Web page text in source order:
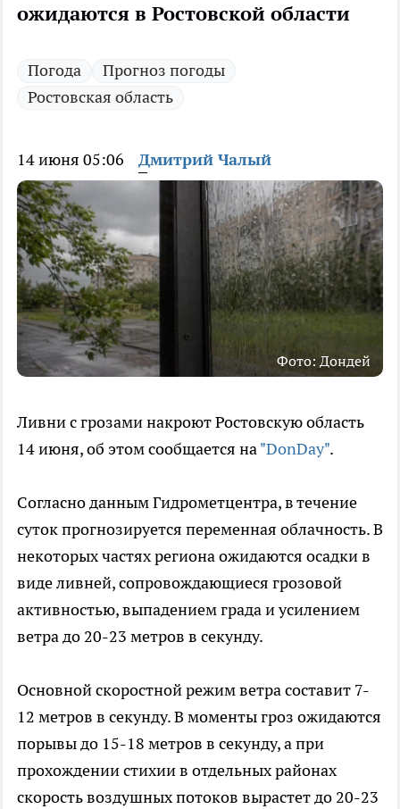
ожидаются в Ростовской области
Погода
Прогноз погоды
Ростовская область
14 июня 05:06 Дмитрий Чалый
Фото: Дондей
Ливни с грозами накроют Ростовскую область
14 июня, об этом сообщается на"DonDay".
Согласно данным Гидрометцентра, в течение
суток прогнозируется переменная облачность. В
некоторых частях региона ожидаются осадки в
виде ливней, сопровождающиеся грозовой
активностью, выпадением града и усилением
ветра до 20-23 метров в секунду.
Основной скоростной режим ветра составит 7-
12 метров в секунду. В моменты гроз ожидаются
порывы до 15-18 метров в секунду, а при
прохождении стихии в отдельных районах
скорость воздушных потоков вырастет до 20-23